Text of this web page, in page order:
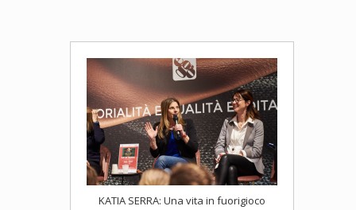
TS ACADEMY
CALCIO FEMMINILE
KATIA SERRA: Una vita in fuorigioco